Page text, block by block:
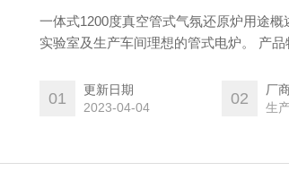
一体式1200度真空管式气氛还原炉用途
实验室及生产车间理想的管式电炉。 产
01
更新日期
2023-04-04
02
厂
生